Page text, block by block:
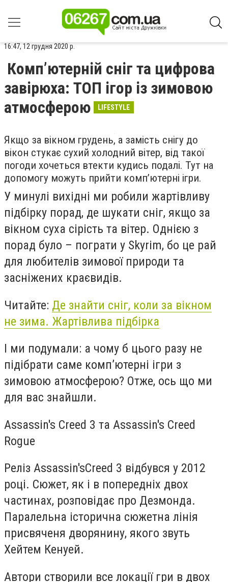
16:47, 12 грудня 2020 р.
Комп’ютерній сніг та цифрова
завірюха: ТОП ігор із зимовою
атмосферою
LIFESTYLE
Якщо за вікном грудень, а замість снігу до
вікон стукає сухий холодний вітер, від такої
погоди хочеться втекти кудись подалі. Тут на
допомогу можуть прийти комп’ютерні ігри.
У минулі вихідні ми робили жартівливу
підбірку порад, де шукати сніг, якщо за
вікном суха сірість та вітер. Однією з
порад було – пограти у Skyrim, бо це рай
для любителів зимової природи та
засніжених краєвидів.
Читайте: Де знайти сніг, коли за вікном
не зима. Жартівлива підбірка
І ми подумали: а чому б цього разу не
підібрати саме комп’ютерні ігри з
зимовою атмосферою? Отже, ось що ми
для вас знайшли.
Assassin's Creed 3 та Assassin's Creed
Rogue
Реліз Assassin'sCreed 3 відбувся у 2012
році. Сюжет, як і в попередніх двох
частинах, розповідає про Дезмонда.
Паралельна історична сюжетна лінія
присвяченя дворянину, якого звуть
Хейтем Кенуей.
Автори створили все локації гри в двох